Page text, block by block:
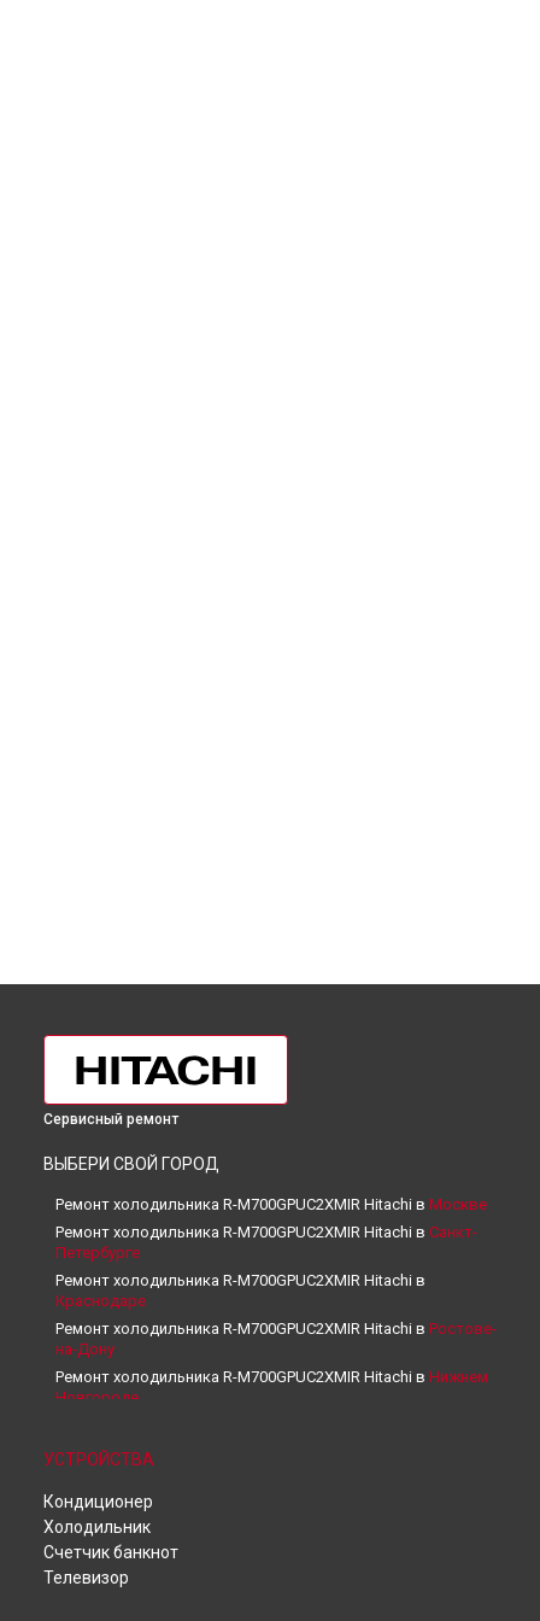
Сервисный ремонт
ВЫБЕРИ СВОЙ ГОРОД
Ремонт холодильника R-M700GPUC2XMIR Hitachi в Москве
Ремонт холодильника R-M700GPUC2XMIR Hitachi в Санкт-
Петербурге
Ремонт холодильника R-M700GPUC2XMIR Hitachi в
Краснодаре
Ремонт холодильника R-M700GPUC2XMIR Hitachi в Ростове-
на-Дону
Ремонт холодильника R-M700GPUC2XMIR Hitachi в Нижнем
Новгороде
Новосибирске
Челябинске
Ремонт холодильника R-M700GPUC2XMIR Hitachi в
Екатеринбурге
Ремонт холодильника R-M700GPUC2XMIR Hitachi в
УСТРОЙСТВА
Кондиционер
Холодильник
Счетчик банкнот
Телевизор